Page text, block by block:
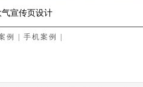
宣传页设计
例 手机案例